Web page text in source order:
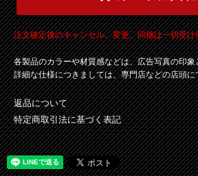
注文確定後のキャンセル、変更、同梱は一切受
各製品のカラーや材質感などは、広告写真の印
詳細な仕様につきましては、専門店などの店頭
返品について
特定商取引法に基づく表記